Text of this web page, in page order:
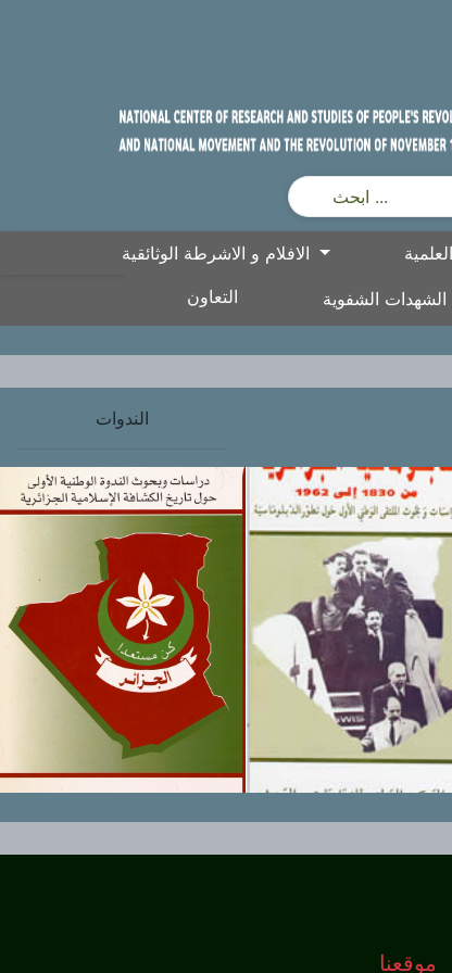
الشهدات الشفوية التعاون
الندوات
موقعنا